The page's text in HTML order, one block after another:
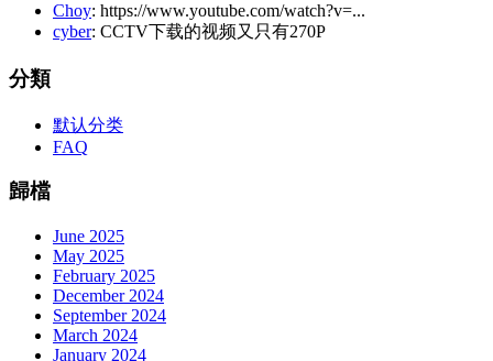
Choy: https://www.youtube.com/watch?v=...
cyber: CCTV下载的视频又只有270P
分類
默认分类
FAQ
歸檔
June 2025
May 2025
February 2025
December 2024
September 2024
March 2024
January 2024